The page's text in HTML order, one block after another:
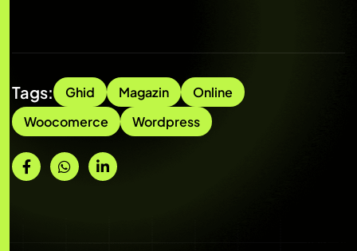
Tags: Ghid Magazin
Online
Woocomerce
Wordpress